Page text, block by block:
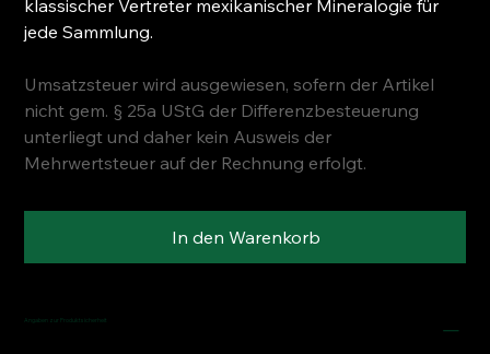
klassischer Vertreter mexikanischer Mineralogie für
jede Sammlung.
Umsatzsteuer wird ausgewiesen, sofern der Artikel
nicht gem. § 25a UStG der Differenzbesteuerung
unterliegt und daher kein Ausweis der
Mehrwertsteuer auf der Rechnung erfolgt.
In den Warenkorb
Angaben zur Produktsicherheit